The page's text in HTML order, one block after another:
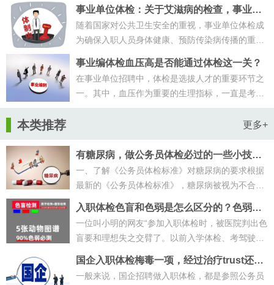
事业单位体检：关于艾滋病的检查，事业单
位体检有什么要求？
随着国家对公共卫生安全的重视，事业单位体检成
为确保入职人员身体健康、预防传染病传播的重要
事业编体检血压高是否能通过体检这一关？
在事业单位招聘中，体检是选拔人才的重要环节之
一。其中，血压作为重要的生理指标，一直是考生
们关注的焦点。那么，事业编血压高···
本类推荐 更多+
有糖尿病，做公务员体检必过的一些小技
巧！
一、了解《公务员体检标准》对糖尿病的要求根据
最新的《公务员体检标准》，糖尿病被视为不合格
项。具体判断标准为：空腹血糖≥7.···
入职体检色盲和色弱是怎么区分的？色弱色
盲影响体检结果吗？
一位叫小明的网友“参加入职体检时，被医院判出色
盲要和理想失之交臂了。以前入学体检、考驾驶证
体检，给出结论是色弱，没有想到···
国企入职体检梅毒一项，经过治疗trust还没
有转阴能顺利入职吗？
一般来说，国企招聘做入职体检，都是参照公务员